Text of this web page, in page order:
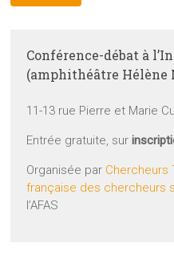
Conférence-débat à
(amphithéâtre Hélène
11-13 rue Pierre et Marie
Entrée gratuite, sur
Organisée par Chercheurs
française des chercheurs
l’AFAS